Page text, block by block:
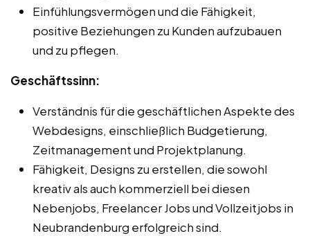
Einfühlungsvermögen und die Fähigkeit,
positive Beziehungen zu Kunden aufzubauen
und zu pflegen.
Geschäftssinn:
Verständnis für die geschäftlichen Aspekte des
Webdesigns, einschließlich Budgetierung,
Zeitmanagement und Projektplanung.
Fähigkeit, Designs zu erstellen, die sowohl
kreativ als auch kommerziell bei diesen
Nebenjobs, Freelancer Jobs und Vollzeitjobs in
Neubrandenburg erfolgreich sind.